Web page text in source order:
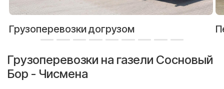
Грузоперевозки догрузом
Грузоперевозки на газели Сосновый
Бор - Чисмена